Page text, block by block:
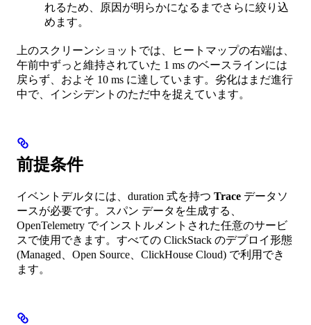
れるため、原因が明らかになるまでさらに絞り込
めます。
上のスクリーンショットでは、ヒートマップの右端は、
午前中ずっと維持されていた 1 ms のベースラインには
戻らず、およそ 10 ms に達しています。劣化はまだ進行
中で、インシデントのただ中を捉えています。
前提条件
イベントデルタには、duration 式を持つ Trace データソ
ースが必要です。スパン データを生成する、
OpenTelemetry でインストルメントされた任意のサービ
スで使用できます。すべての ClickStack のデプロイ形態
(Managed、Open Source、ClickHouse Cloud) で利用でき
ます。